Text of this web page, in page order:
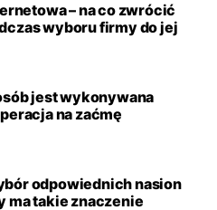
– na co zwrócić
wyboru firmy do jej
jest wykonywana
na zaćmę
odpowiednich nasion
ma takie znaczenie